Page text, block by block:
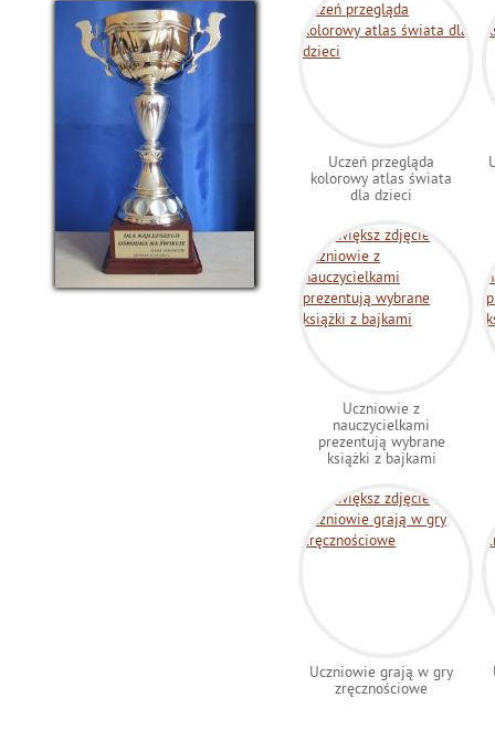
Uczeń przegląda
kolorowy atlas świata
dla dzieci
Uczniowie z
nauczycielkami
prezentują wybrane
książki z bajkami
Uczniowie grają w gry
zręcznościowe